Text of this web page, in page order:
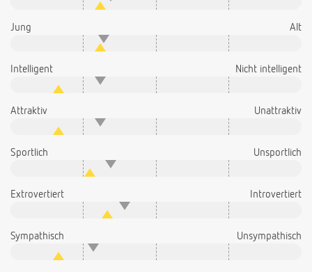
Jung Alt
Intelligent Nicht intelligent
Attraktiv Unattraktiv
Sportlich Unsportlich
Extrovertiert Introvertiert
Sympathisch Unsympathisch